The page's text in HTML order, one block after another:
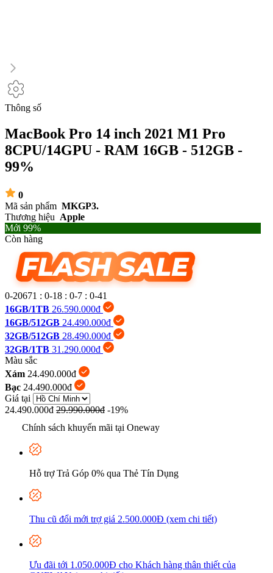
Thông số
MacBook Pro 14 inch 2021 M1 Pro
8CPU/14GPU - RAM 16GB - 512GB -
99%
0
Mã sản phẩm MKGP3.
Thương hiệu Apple
Mới 99%
Còn hàng
0-20671 : 0-18 : 0-7 : 0-42
16GB/1TB 26.590.000đ
16GB/512GB 24.490.000đ
32GB/512GB 28.490.000đ
32GB/1TB 31.290.000đ
Màu sắc
Xám 24.490.000đ
Bạc 24.490.000đ
Giá tại
24.490.000đ 29.990.000đ -19%
Chính sách khuyến mãi tại Oneway
Hỗ trợ Trả Góp 0% qua Thẻ Tín Dụng
Thu cũ đổi mới trợ giá 2.500.000Đ (xem chi tiết)
Ưu đãi tới 1.050.000Đ cho Khách hàng thân thiết của